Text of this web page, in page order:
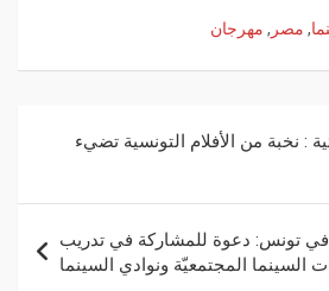
, مصر , مهرجان
: نخبة من الأفلام التونسية تضيء
في تونس: دعوة للمشاركة في تدريب
السينما المجتمعيّة ونوادي السينما